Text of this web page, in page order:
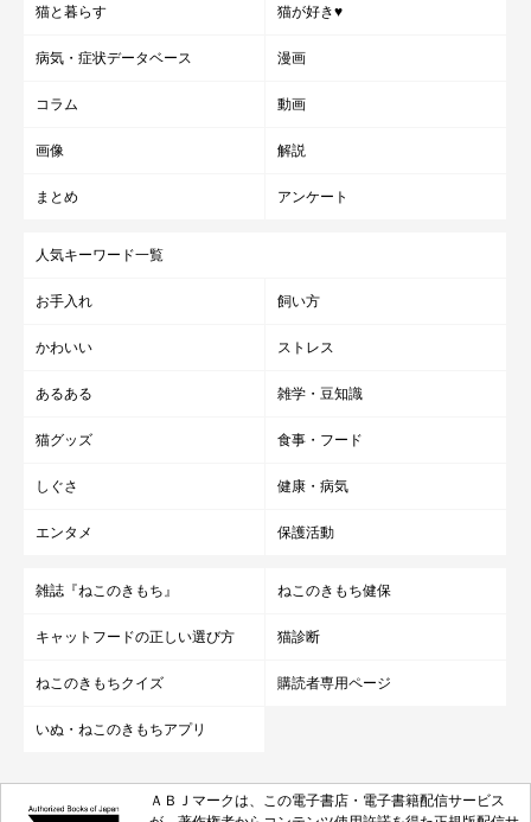
猫と暮らす 猫が好き♥
病気・症状データベース 漫画
コラム 動画
画像 解説
まとめ アンケート
人気キーワード一覧
お手入れ 飼い方
かわいい ストレス
あるある 雑学・豆知識
猫グッズ 食事・フード
しぐさ 健康・病気
エンタメ 保護活動
雑誌『ねこのきもち』 ねこのきもち健保
キャットフードの正しい選び方 猫診断
ねこのきもちクイズ 購読者専用ページ
いぬ・ねこのきもちアプリ
ＡＢＪマークは、この電子書店・電子書籍配信サービス